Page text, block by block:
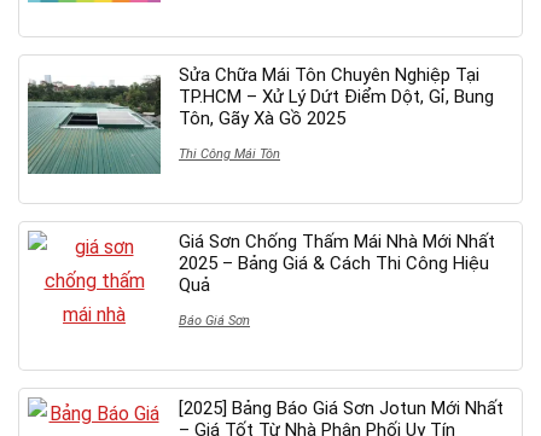
Sửa Chữa Mái Tôn Chuyên Nghiệp Tại
TP.HCM – Xử Lý Dứt Điểm Dột, Gỉ, Bung
Tôn, Gãy Xà Gồ 2025
Thi Công Mái Tôn
Giá Sơn Chống Thấm Mái Nhà Mới Nhất
2025 – Bảng Giá & Cách Thi Công Hiệu
Quả
Báo Giá Sơn
[2025] Bảng Báo Giá Sơn Jotun Mới Nhất
– Giá Tốt Từ Nhà Phân Phối Uy Tín